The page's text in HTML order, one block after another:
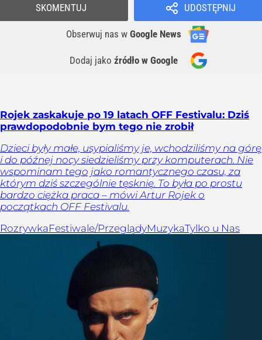
UDOSTĘPNIJ
Obserwuj nas w Google News
Dodaj jako źródło w Google
SKOMENTUJ
Rojek zaskakuje po 19 latach OFF Festivalu: Dziś
prawdopodobnie bym tego nie zrobił
Dzieci były małe, usypialiśmy je, wchodziliśmy na górę
i do późnej nocy siedzieliśmy przy komputerach. Nie
wspominam tego jako romantycznego czasu, za
którym dziś szczególnie tęsknię. To była po prostu
bardzo ciężka praca – mówi Artur Rojek o
początkach OFF Festivalu.
RozrywkaFestiwale/PrzeglądyMuzykaTylko u Nas